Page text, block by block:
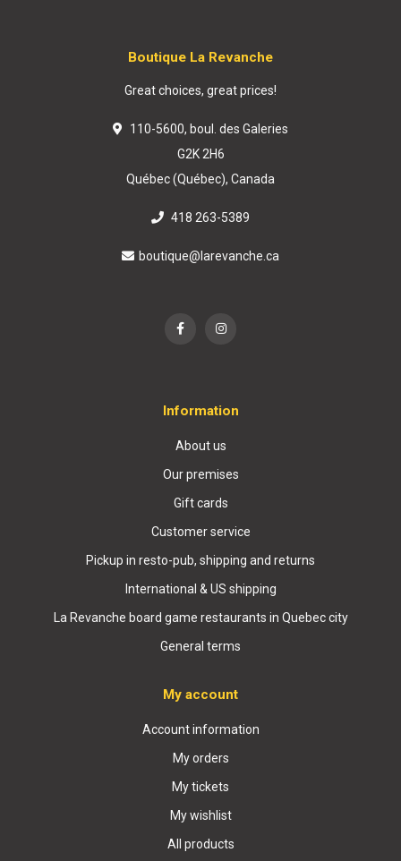
Boutique La Revanche
Great choices, great prices!
110-5600, boul. des Galeries
G2K 2H6
Québec (Québec), Canada
418 263-5389
boutique@larevanche.ca
Information
About us
Our premises
Gift cards
Customer service
Pickup in resto-pub, shipping and returns
International & US shipping
La Revanche board game restaurants in Quebec city
General terms
My account
Account information
My orders
My tickets
My wishlist
All products